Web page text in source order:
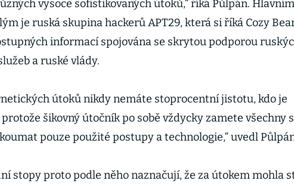
vysoce sofistikovaných útoků,“ říká Půlpán. Hlavním
je ruská skupina hackerů APT29, která si říká Cozy
informací spojována se skrytou podporou
a ruské vlády.
útoků nikdy nemáte stoprocentní jistotu, kdo je
šikovný útočník po sobě vždycky zamete všechny
pouze použité postupy a technologie,“ uvedl
stopy proto podle něho naznačují, že za útokem mohla